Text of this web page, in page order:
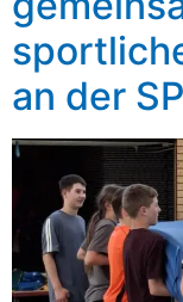
an der